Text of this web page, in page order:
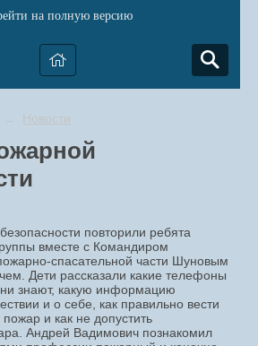
на полную версию
→ Новости
повторили ребята
вместе с Командиром
спасательной части Шуновым
Дети рассказали какие телефоны
знают, какую информацию
и о себе, как правильно вести
и как не допустить
Андрей Вадимович познакомил